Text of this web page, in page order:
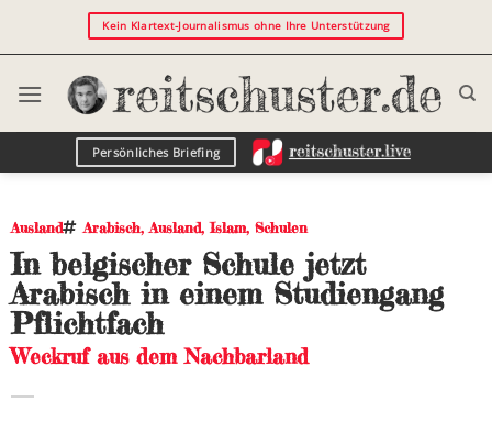
Kein Klartext-Journalismus ohne Ihre Unterstützung
Persönliches Briefing
Ausland Arabisch, Ausland,Islam, Schulen
In belgischer Schule jetzt
Arabisch in einem Studiengang
Pflichtfach
Weckruf aus dem Nachbarland